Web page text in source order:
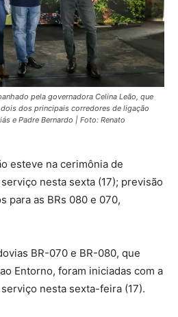
pela governadora Celina Leão, que
dos principais corredores de ligação
e Padre Bernardo | Foto: Renato
esteve na cerimônia de
nesta sexta (17); previsão
para as BRs 080 e 070,
BR-070 e BR-080, que
Entorno, foram iniciadas com a
nesta sexta-feira (17).